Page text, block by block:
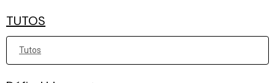
TUTOS
Tutos